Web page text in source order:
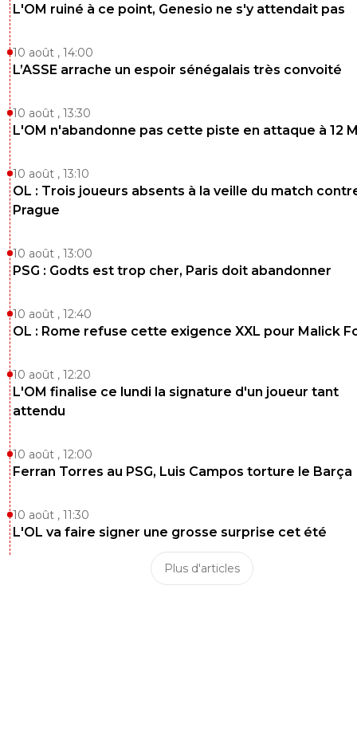
L'OM ruiné à ce point, Genesio ne s'y attendait pas
10 août , 14:00
L’ASSE arrache un espoir sénégalais très convoité
10 août , 13:30
L'OM n'abandonne pas cette piste en attaque à 12
10 août , 13:10
OL : Trois joueurs absents à la veille du match
Prague
10 août , 13:00
PSG : Godts est trop cher, Paris doit abandonner
10 août , 12:40
OL : Rome refuse cette exigence XXL pour Malick
10 août , 12:20
L'OM finalise ce lundi la signature d'un joueur tant
attendu
10 août , 12:00
Ferran Torres au PSG, Luis Campos torture le Barça
10 août , 11:30
L'OL va faire signer une grosse surprise cet été
Plus d'articles